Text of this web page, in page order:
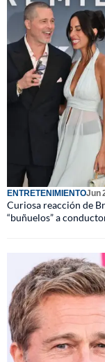
ENTRETENIMIENTOJun
Curiosa reacción de
“buñuelos” a